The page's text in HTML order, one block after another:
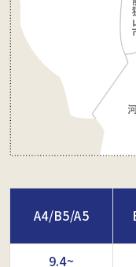
A4/B5/A5
9.4~